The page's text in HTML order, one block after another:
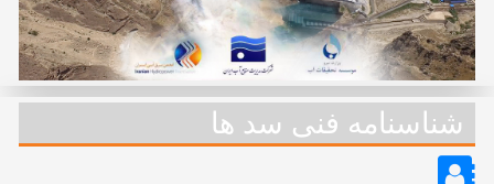
شناسنامه فنی سد ها